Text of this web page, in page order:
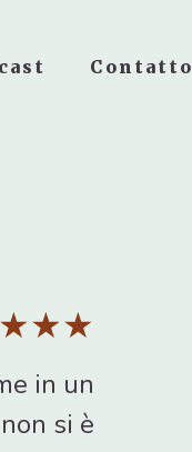
Contatto
in un
si è